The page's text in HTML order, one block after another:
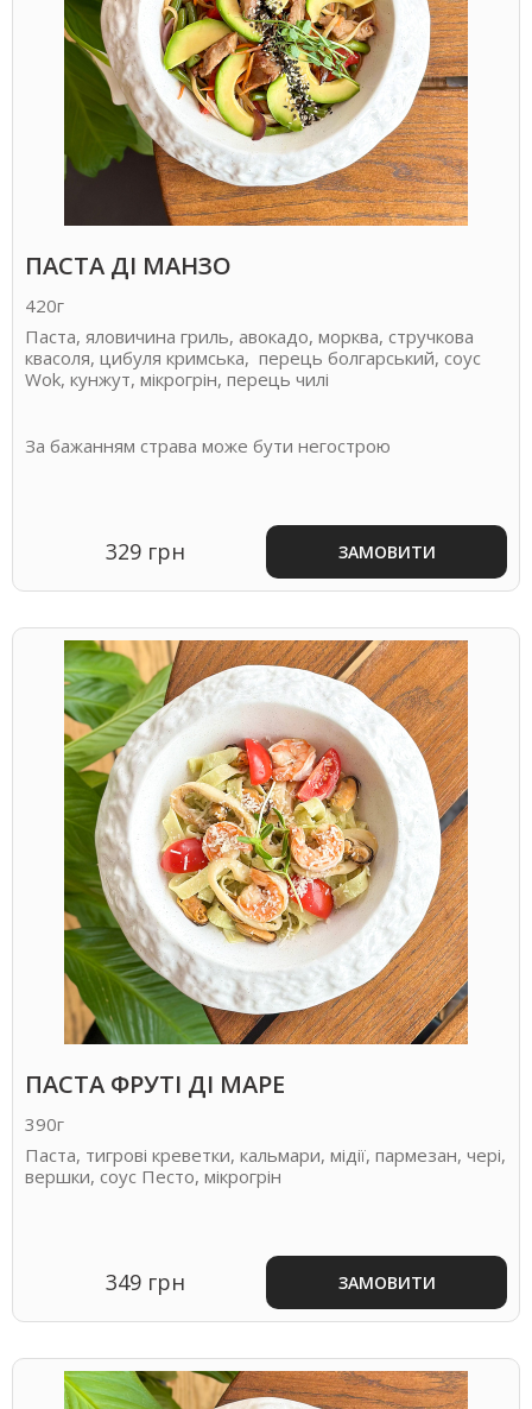
ПАСТА ДІ МАНЗО
420г
Паста, яловичина гриль, авокадо, морква, стручкова
квасоля, цибуля кримська, перець болгарський, соус
Wok, кунжут, мікрогрін, перець чилі
За бажанням страва може бути негострою
329 грн ЗАМОВИТИ
ПАСТА ФРУТІ ДІ МАРЕ
390г
Паста, тигрові креветки, кальмари, мідії, пармезан, чері,
вершки, соус Песто, мікрогрін
349 грн ЗАМОВИТИ